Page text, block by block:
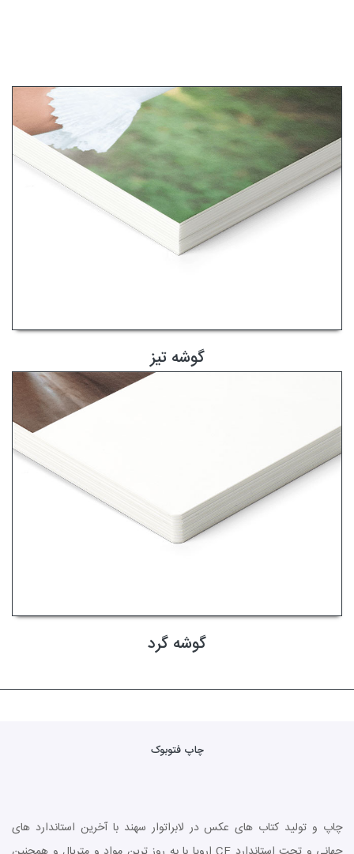
گوشه تیز
گوشه گرد
چاپ فتوبوک
چاپ و تولید کتاب های عکس در لابراتوار سهند با آخرین استاندارد های